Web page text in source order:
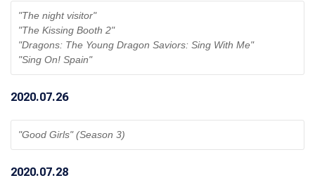
"The night visitor"
"The Kissing Booth 2"
"Dragons: The Young Dragon Saviors: Sing With Me"
"Sing On! Spain"
2020.07.26
"Good Girls" (Season 3)
2020.07.28